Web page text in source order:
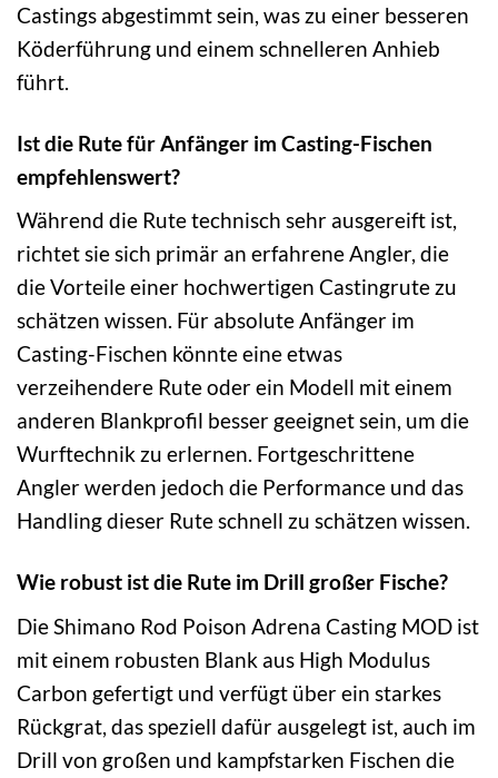
Castings abgestimmt sein, was zu einer besseren
Köderführung und einem schnelleren Anhieb
führt.
Ist die Rute für Anfänger im Casting-Fischen
empfehlenswert?
Während die Rute technisch sehr ausgereift ist,
richtet sie sich primär an erfahrene Angler, die
die Vorteile einer hochwertigen Castingrute zu
schätzen wissen. Für absolute Anfänger im
Casting-Fischen könnte eine etwas
verzeihendere Rute oder ein Modell mit einem
anderen Blankprofil besser geeignet sein, um die
Wurftechnik zu erlernen. Fortgeschrittene
Angler werden jedoch die Performance und das
Handling dieser Rute schnell zu schätzen wissen.
Wie robust ist die Rute im Drill großer Fische?
Die Shimano Rod Poison Adrena Casting MOD ist
mit einem robusten Blank aus High Modulus
Carbon gefertigt und verfügt über ein starkes
Rückgrat, das speziell dafür ausgelegt ist, auch im
Drill von großen und kampfstarken Fischen die